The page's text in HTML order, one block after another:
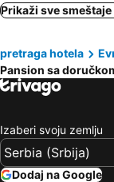
Dolni Chiflik, bed
Prikaži sve smeštaje
pretraga hotela
Pansion sa
Izaberi svoju zemlju
Dodaj na Google